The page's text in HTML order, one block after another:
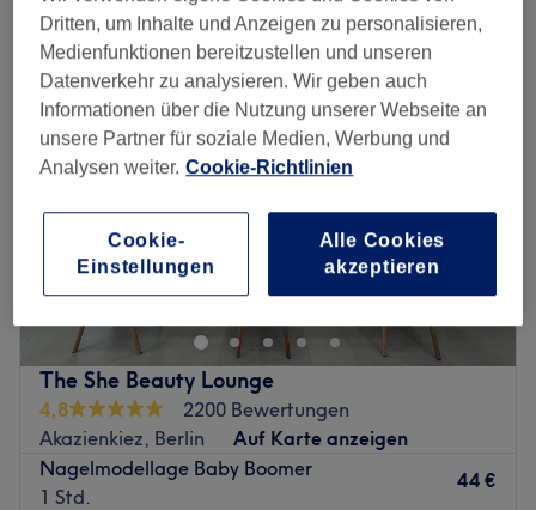
babyboomer maniküre in der Nähe von Bülowstraße, Berlin
The She Beauty Lounge
4,8
2200 Bewertungen
Akazienkiez, Berlin
Auf Karte anzeigen
Nagelmodellage Baby Boomer
1 Std.
44 €
Dritten, um Inhalte und Anzeigen zu personalisieren,
Medienfunktionen bereitzustellen und unseren
Datenverkehr zu analysieren. Wir geben auch
Informationen über die Nutzung unserer Webseite an
unsere Partner für soziale Medien, Werbung und
Analysen weiter. Cookie-Richtlinien
Cookie-
Einstellungen
Alle Cookies
akzeptieren